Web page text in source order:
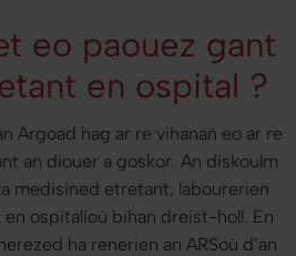
eo paouez gant
en ospital ?
Argoad hag ar re vihanañ eo ar re
an diouer a goskor. An diskoulm
medisined etretant, labourerien
ospitalioù bihan dreist-holl. En
ha renerien an ARSoù d’an